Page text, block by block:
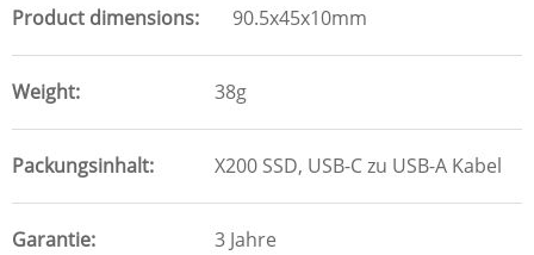
Product dimensions 90.5x45x10mm
Weight 38g
Packungsinhalt X200 SSD, USB-C zu USB-A Kabel
Garantie 3 Jahre